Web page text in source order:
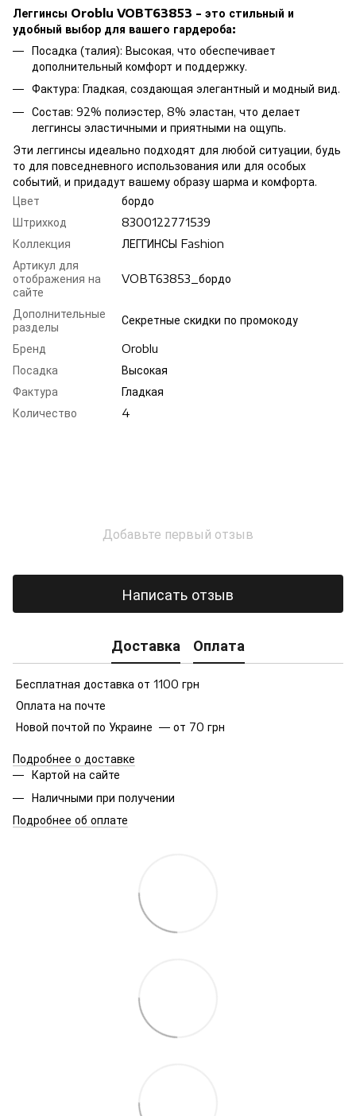
Леггинсы Oroblu VOBT63853 - это стильный и
удобный выбор для вашего гардероба:
Посадка (талия): Высокая, что обеспечивает
дополнительный комфорт и поддержку.
Фактура: Гладкая, создающая элегантный и модный вид.
Состав: 92% полиэстер, 8% эластан, что делает
леггинсы эластичными и приятными на ощупь.
Эти леггинсы идеально подходят для любой ситуации, будь
то для повседневного использования или для особых
событий, и придадут вашему образу шарма и комфорта.
Цвет
бордо
Штрихкод
8300122771539
Коллекция
ЛЕГГИНСЫ Fashion
Артикул для
отображения на
сайте
VOBT63853_бордо
Дополнительные
разделы
Секретные скидки по промокоду
Бренд
Oroblu
Посадка
Высокая
Фактура
Гладкая
Количество
4
Добавьте первый отзыв
Написать отзыв
Доставка Оплата
Бесплатная доставка от 1100 грн
Оплата на почте
Новой почтой по Украине — от 70 грн
Подробнее о доставке
Картой на сайте
Наличными при получении
Подробнее об оплате